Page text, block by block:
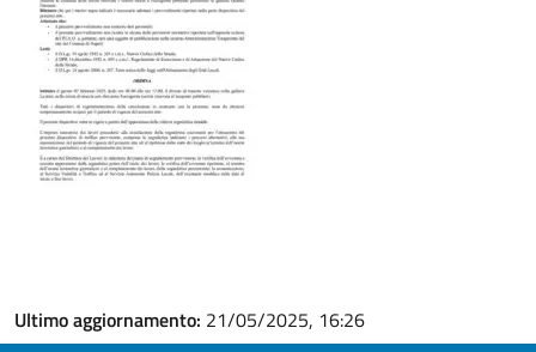
Ultimo aggiornamento: 21/05/2025, 16:26